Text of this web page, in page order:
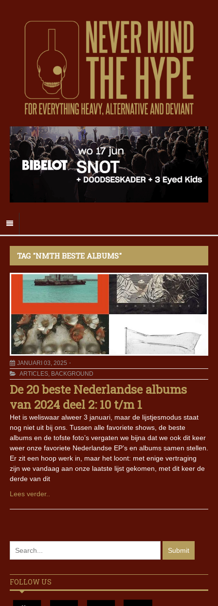
TAG "NMTH BESTE ALBUMS"
JANUARI 03, 2025
ARTICLES, BACKGROUND
De 20 beste Nederlandse albums
van 2024 deel 2: 10 t/m 1
Het is weliswaar alweer 3 januari, maar de lijstjesmodus staat
nog niet uit bij ons. Tussen alle favoriete shows, de beste
albums en de tofste foto’s vergaten we bijna dat we ook dit keer
weer onze favoriete Nederlandse EP’s en albums samen stellen.
Er zit een hoop werk in, maar het loont: met enige vertraging
zijn we vandaag aan onze laatste lijst gekomen, met dit keer de
derde van dit
Lees verder..
FOLLOW US